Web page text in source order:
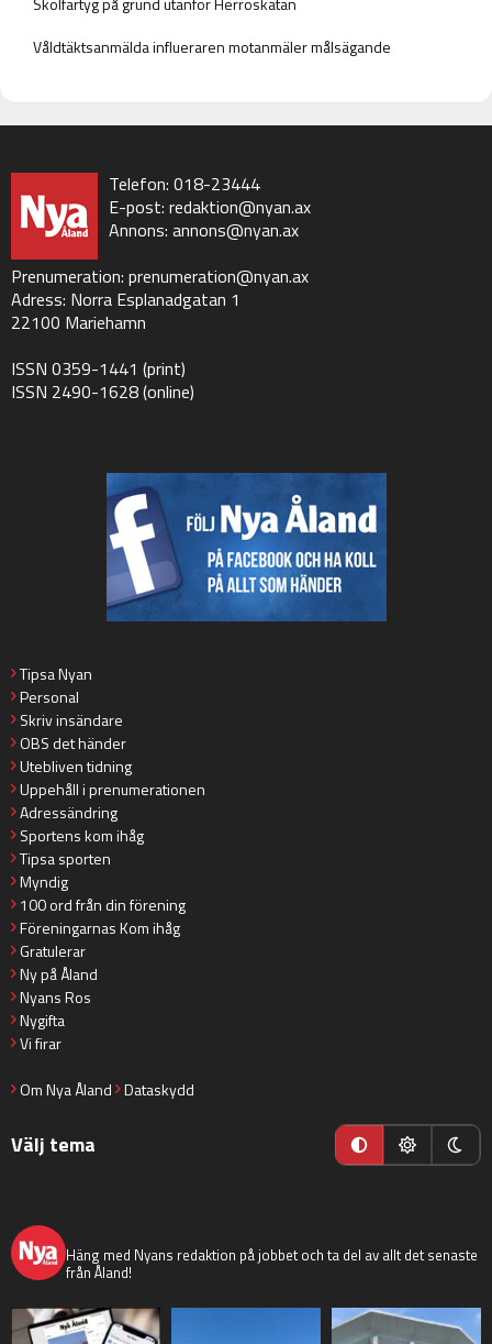
Våldtäktsanmälda influeraren motanmäler målsägande
Telefon: 018-23444
E-post: redaktion@nyan.ax
Annons: annons@nyan.ax
Prenumeration: prenumeration@nyan.ax
Adress: Norra Esplanadgatan 1
22100 Mariehamn
ISSN 0359-1441 (print)
ISSN 2490-1628 (online)
Tipsa Nyan
Personal
Skriv insändare
OBS det händer
Utebliven tidning
Uppehåll i prenumerationen
Adressändring
Sportens kom ihåg
Tipsa sporten
Myndig
100 ord från din förening
Föreningarnas Kom ihåg
Gratulerar
Ny på Åland
Nyans Ros
Nygifta
Vi firar
Om Nya Åland Dataskydd
Välj tema
Häng med Nyans redaktion på jobbet och ta del av allt det senaste
från Åland!